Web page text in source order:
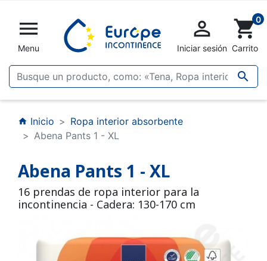

Menu


Iniciar sesión
shopping_cart0
Carrito
home Inicio
Ropa interior absorbente
Abena Pants 1 - XL
Abena Pants 1 - XL
16 prendas de ropa interior para la
incontinencia - Cadera: 130-170 cm